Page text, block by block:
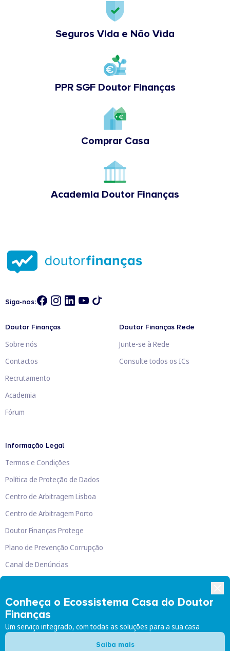
Seguros Vida e Não Vida
PPR SGF Doutor Finanças
Comprar Casa
Academia Doutor Finanças
Conheça o Ecossistema Casa do Doutor
Finanças
Um serviço integrado, com todas as soluções para a sua casa
Saiba mais
Siga-nos:
Doutor Finanças
Sobre nós
Contactos
Recrutamento
Academia
Fórum
Doutor Finanças Rede
Junte-se à Rede
Consulte todos os ICs
Informação Legal
Termos e Condições
Política de Proteção de Dados
Centro de Arbitragem Lisboa
Centro de Arbitragem Porto
Doutor Finanças Protege
Plano de Prevenção Corrupção
Canal de Denúncias
Doutor Finanças, Lda